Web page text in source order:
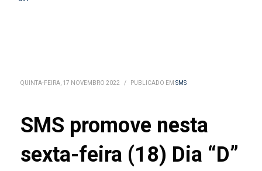
QUINTA-FEIRA, 17 NOVEMBRO 2022 / PUBLICADO EM SMS
SMS promove nesta
sexta-feira (18) Dia “D”